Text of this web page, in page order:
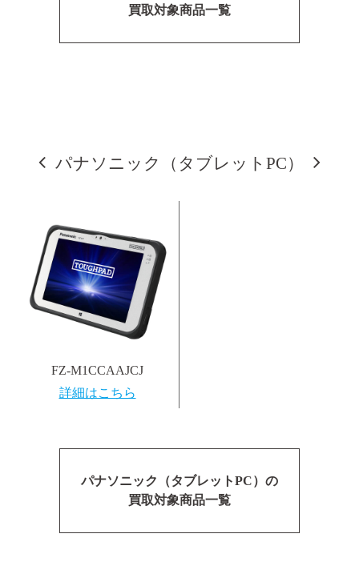
買取対象商品一覧
パナソニック（タブレットPC）
FZ-M1CCAAJCJ
詳細はこちら
パナソニック（タブレットPC）の
買取対象商品一覧